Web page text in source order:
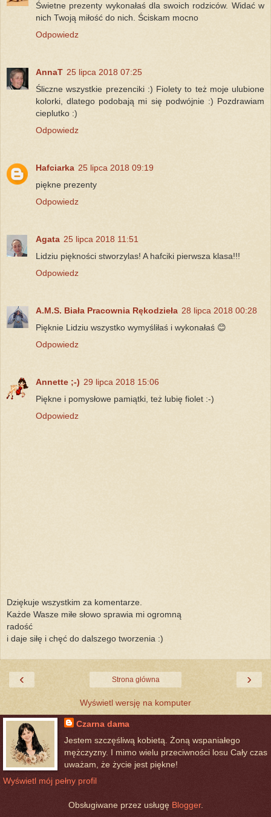
Świetne prezenty wykonałaś dla swoich rodziców. Widać w
nich Twoją miłość do nich. Ściskam mocno
Odpowiedz
AnnaT 25 lipca 2018 07:25
Śliczne wszystkie prezenciki :) Fiolety to też moje ulubione
kolorki, dlatego podobają mi się podwójnie :) Pozdrawiam
cieplutko :)
Odpowiedz
Hafciarka 25 lipca 2018 09:19
piękne prezenty
Odpowiedz
Agata 25 lipca 2018 11:51
Lidziu piękności stworzylas! A hafciki pierwsza klasa!!!
Odpowiedz
A.M.S. Biała Pracownia Rękodzieła 28 lipca 2018 00:28
Pięknie Lidziu wszystko wymyśliłaś i wykonałaś 😊
Odpowiedz
Annette ;-) 29 lipca 2018 15:06
Piękne i pomysłowe pamiątki, też lubię fiolet :-)
Odpowiedz
Dziękuje wszystkim za komentarze.
Każde Wasze miłe słowo sprawia mi ogromną
radość
i daje siłę i chęć do dalszego tworzenia :)
‹ ›
Strona główna
Wyświetl wersję na komputer
Czarna dama
Jestem szczęśliwą kobietą. Żoną wspaniałego
mężczyzny. I mimo wielu przeciwności losu Cały czas
uważam, że życie jest piękne!
Wyświetl mój pełny profil
Obsługiwane przez usługę Blogger.